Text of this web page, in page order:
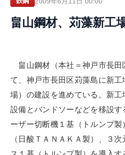
畠山鋼材、苅藻新工
畠山鋼材（本社＝神戸市長田
て、神戸市長田区苅藻島に新
場）の建設を進めている。新
設備とバンドソーなどを移設す
ーザー切断機１基（トルンプ
（日酸ＴＡＮＡＫＡ製）、３